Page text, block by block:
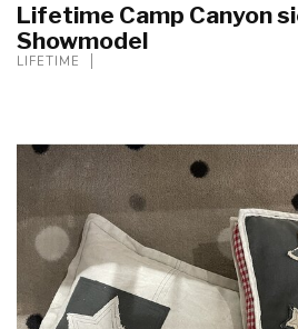
Lifetime Camp Canyon
Showmodel
LIFETIME